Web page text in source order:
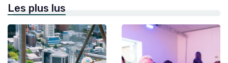
Les plus lus